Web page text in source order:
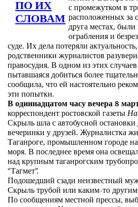
ПО ИХ
СЛОВАМ
с промежутком в
расположенных за
друга местах,
ограбления и
суде. Их дела потеряли
родственники журналистов
правосудия. В одном из этих
пытавшаяся добиться более
сообщила, что ей настоятельно
эти попытки.
В одиннадцатом часу вечера 8
корреспондент ростовской газеты
Скрыль шла с автобусной
вечеринки у друзей. Журналистка
Таганроге, промышленном городе
моря. В последнее время она
над крупным таганрогским
“Тагмет”.
Подошедший сзади неизвестный
Скрыль трубой или каким-то
По сообщениям местной прессы,